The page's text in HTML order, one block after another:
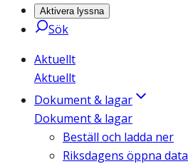
Aktivera lyssna
Sök
Aktuellt
Aktuellt
Dokument & lagar
Dokument & lagar
Beställ och ladda ner
Riksdagens öppna data